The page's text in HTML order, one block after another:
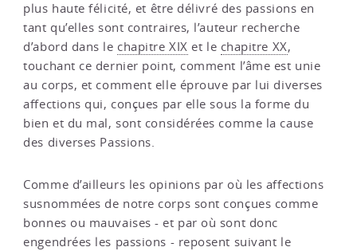
plus haute félicité, et être délivré des passions en
tant qu’elles sont contraires, l’auteur recherche
d’abord dans le chapitre XIX et le chapitre XX,
touchant ce dernier point, comment l’âme est unie
au corps, et comment elle éprouve par lui diverses
affections qui, conçues par elle sous la forme du
bien et du mal, sont considérées comme la cause
des diverses Passions.
Comme d’ailleurs les opinions par où les affections
susnommées de notre corps sont conçues comme
bonnes ou mauvaises - et par où sont donc
engendrées les passions - reposent suivant le